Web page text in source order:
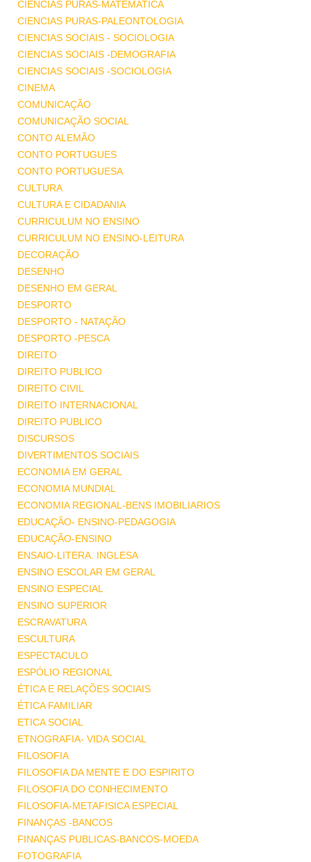
CIENCIAS PURAS-MATEMATICA
CIENCIAS PURAS-PALEONTOLOGIA
CIENCIAS SOCIAIS - SOCIOLOGIA
CIENCIAS SOCIAIS -DEMOGRAFIA
CIENCIAS SOCIAIS -SOCIOLOGIA
CINEMA
COMUNICAÇÃO
COMUNICAÇÃO SOCIAL
CONTO ALEMÃO
CONTO PORTUGUES
CONTO PORTUGUESA
CULTURA
CULTURA E CIDADANIA
CURRICULUM NO ENSINO
CURRICULUM NO ENSINO-LEITURA
DECORAÇÃO
DESENHO
DESENHO EM GERAL
DESPORTO
DESPORTO - NATAÇÃO
DESPORTO -PESCA
DIREITO
DIREITO PUBLICO
DIREITO CIVIL
DIREITO INTERNACIONAL
DIREITO PUBLICO
DISCURSOS
DIVERTIMENTOS SOCIAIS
ECONOMIA EM GERAL
ECONOMIA MUNDIAL
ECONOMIA REGIONAL-BENS IMOBILIARIOS
EDUCAÇÃO- ENSINO-PEDAGOGIA
EDUCAÇÃO-ENSINO
ENSAIO-LITERA. INGLESA
ENSINO ESCOLAR EM GERAL
ENSINO ESPECIAL
ENSINO SUPERIOR
ESCRAVATURA
ESCULTURA
ESPECTACULO
ESPÓLIO REGIONAL
ÉTICA E RELAÇÕES SOCIAIS
ÉTICA FAMILIAR
ETICA SOCIAL
ETNOGRAFIA- VIDA SOCIAL
FILOSOFIA
FILOSOFIA DA MENTE E DO ESPIRITO
FILOSOFIA DO CONHECIMENTO
FILOSOFIA-METAFISICA ESPECIAL
FINANÇAS -BANCOS
FINANÇAS PUBLICAS-BANCOS-MOEDA
FOTOGRAFIA